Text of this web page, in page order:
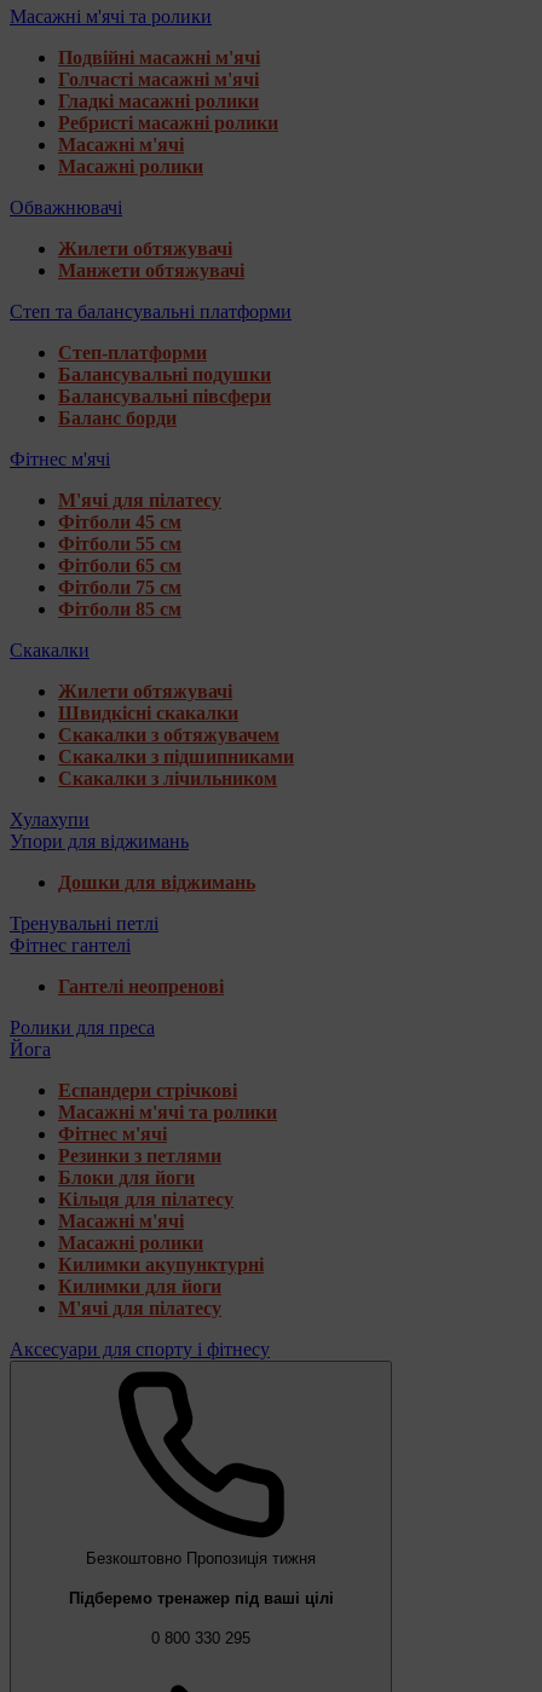
Масажні м'ячі та ролики
Подвійні масажні м'ячі
Голчасті масажні м'ячі
Гладкі масажні ролики
Ребристі масажні ролики
Масажні м'ячі
Масажні ролики
Обважнювачі
Жилети обтяжувачі
Манжети обтяжувачі
Степ та балансувальні платформи
Степ-платформи
Балансувальні подушки
Балансувальні півсфери
Баланс борди
Фітнес м'ячі
М'ячі для пілатесу
Фітболи 45 см
Фітболи 55 см
Фітболи 65 см
Фітболи 75 см
Фітболи 85 см
Скакалки
Жилети обтяжувачі
Швидкісні скакалки
Скакалки з обтяжувачем
Скакалки з підшипниками
Скакалки з лічильником
Хулахупи
Упори для віджимань
Дошки для віджимань
Тренувальні петлі
Фітнес гантелі
Гантелі неопренові
Ролики для преса
Йога
Еспандери стрічкові
Масажні м'ячі та ролики
Фітнес м'ячі
Резинки з петлями
Блоки для йоги
Кільця для пілатесу
Масажні м'ячі
Масажні ролики
Килимки акупунктурні
Килимки для йоги
М'ячі для пілатесу
Аксесуари для спорту і фітнесу
Безкоштовно Пропозиція тижня
Підберемо тренажер під ваші цілі
0 800 330 295